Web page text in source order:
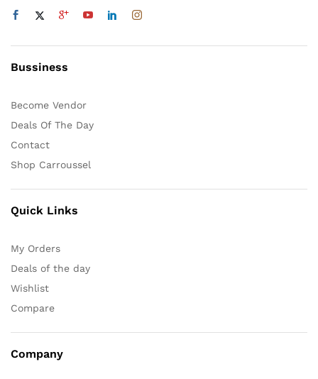
du
Bussiness
Become Vendor
Deals Of The Day
Contact
Shop Carroussel
Quick Links
My Orders
Deals of the day
Wishlist
Compare
Company